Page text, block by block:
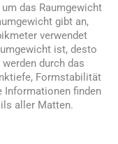
um das Raumgewicht
gibt an,
verwendet
ist, desto
durch das
Formstabilität
finden
aller Matten.